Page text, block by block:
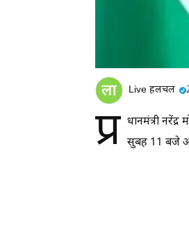
Live हलचल
प्र धानमंत्री
सुबह 11 बजे